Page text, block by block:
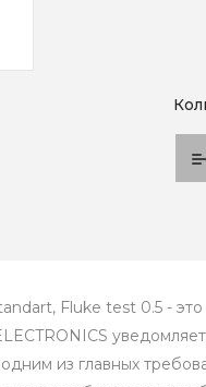
Fluke test 0.5 -
из главных